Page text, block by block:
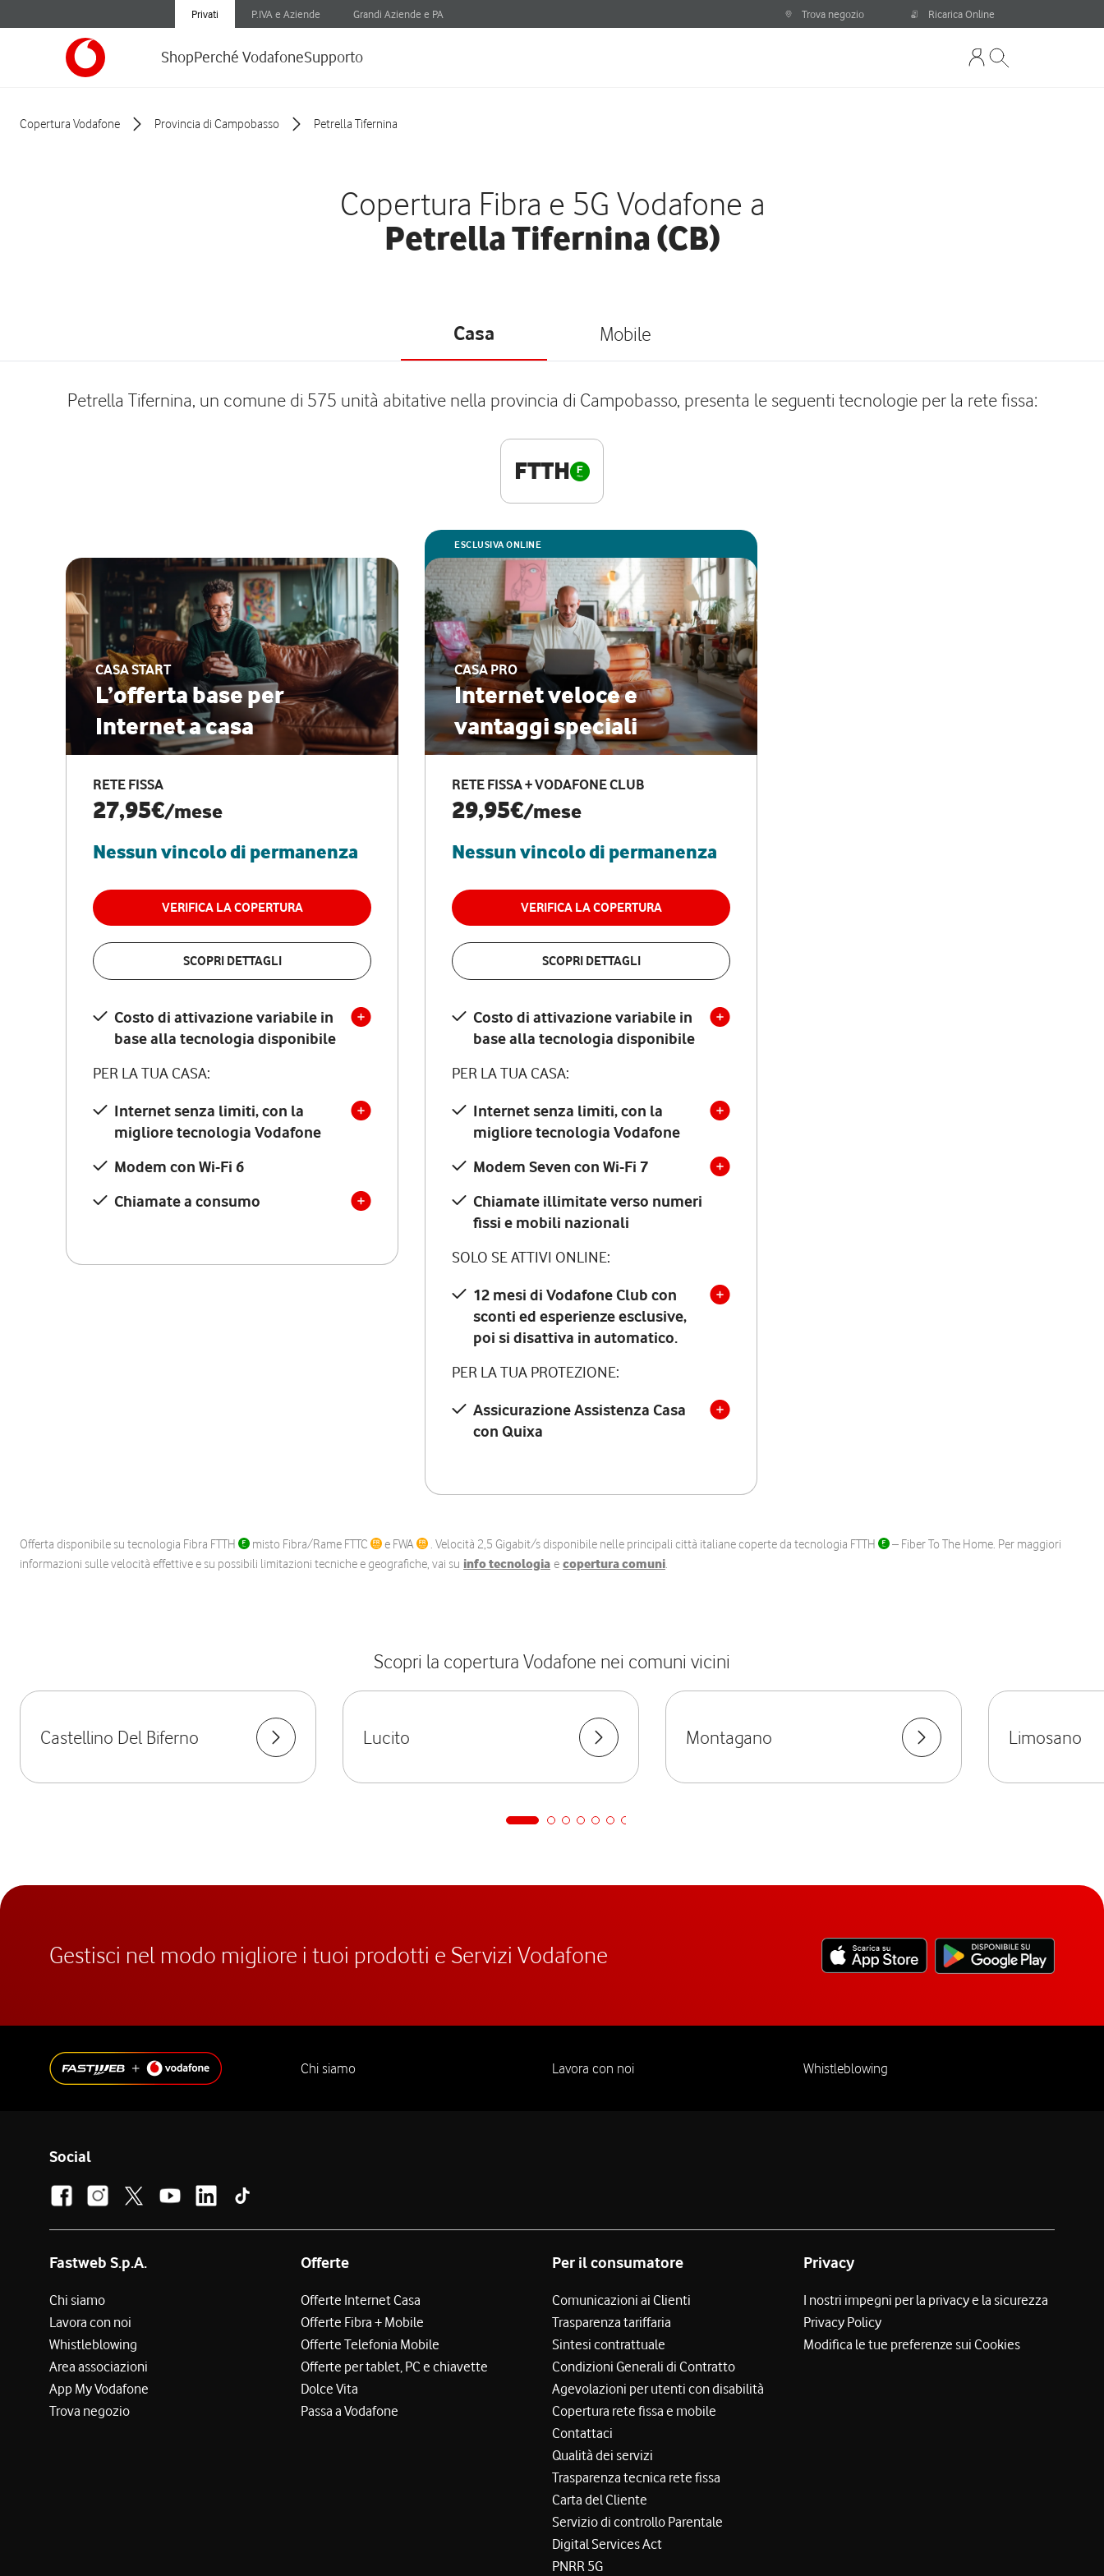
Privati P.IVA e Aziende Grandi Aziende e PA Trova negozio Ricarica Online
ShopPerché VodafoneSupporto
Copertura Vodafone Provincia di Campobasso Petrella Tifernina
Copertura Fibra e 5G Vodafone a
Petrella Tifernina (CB)
Casa Mobile
Petrella Tifernina, un comune di 575 unità abitative nella provincia di Campobasso, presenta le seguenti tecnologie per la rete fissa:
FTTH
CASA START
L’offerta base per
Internet a casa
RETE FISSA
27,95€/mese
Nessun vincolo di permanenza
VERIFICA LA COPERTURA
SCOPRI DETTAGLI
Costo di attivazione variabile in
base alla tecnologia disponibile
PER LA TUA CASA:
Internet senza limiti, con la
migliore tecnologia Vodafone
Modem con Wi-Fi 6
Chiamate a consumo
ESCLUSIVA ONLINE
CASA PRO
Internet veloce e
vantaggi speciali
RETE FISSA + VODAFONE CLUB
29,95€/mese
Nessun vincolo di permanenza
VERIFICA LA COPERTURA
SCOPRI DETTAGLI
Costo di attivazione variabile in
base alla tecnologia disponibile
PER LA TUA CASA:
Internet senza limiti, con la
migliore tecnologia Vodafone
Modem Seven con Wi-Fi 7
Chiamate illimitate verso numeri
fissi e mobili nazionali
SOLO SE ATTIVI ONLINE:
12 mesi di Vodafone Club con
sconti ed esperienze esclusive,
poi si disattiva in automatico.
PER LA TUA PROTEZIONE:
Assicurazione Assistenza Casa
con Quixa
Offerta disponibile su tecnologia Fibra FTTH misto Fibra/Rame FTTC e FWA . Velocità 2,5 Gigabit/s disponibile nelle principali città italiane coperte da tecnologia FTTH
– Fiber To The Home. Per maggiori
informazioni sulle velocità effettive e su possibili limitazioni tecniche e geografiche, vai su info tecnologia e copertura comuni.
Scopri la copertura Vodafone nei comuni vicini
Castellino Del Biferno Lucito Montagano Limosano
Gestisci nel modo migliore i tuoi prodotti e Servizi Vodafone
Chi siamo Lavora con noi Whistleblowing
Social
Fastweb S.p.A.
Chi siamo
Lavora con noi
Whistleblowing
Area associazioni
App My Vodafone
Trova negozio
Offerte
Offerte Internet Casa
Offerte Fibra + Mobile
Offerte Telefonia Mobile
Offerte per tablet, PC e chiavette
Dolce Vita
Passa a Vodafone
Per il consumatore
Comunicazioni ai Clienti
Trasparenza tariffaria
Sintesi contrattuale
Condizioni Generali di Contratto
Agevolazioni per utenti con disabilità
Copertura rete fissa e mobile
Contattaci
Qualità dei servizi
Trasparenza tecnica rete fissa
Carta del Cliente
Servizio di controllo Parentale
Digital Services Act
PNRR 5G
Privacy
I nostri impegni per la privacy e la sicurezza
Privacy Policy
Modifica le tue preferenze sui Cookies